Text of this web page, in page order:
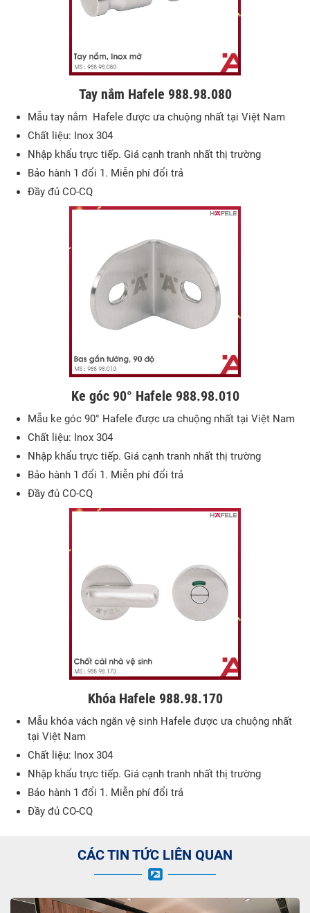
Tay nắm Hafele 988.98.080
Mẫu tay nắm Hafele được ưa chuộng nhất tại Việt Nam
Chất liệu: Inox 304
Nhập khẩu trực tiếp. Giá cạnh tranh nhất thị trường
Bảo hành 1 đổi 1. Miễn phí đổi trả
Đầy đủ CO-CQ
Ke góc 90° Hafele 988.98.010
Mẫu ke góc 90° Hafele được ưa chuộng nhất tại Việt Nam
Chất liệu: Inox 304
Nhập khẩu trực tiếp. Giá cạnh tranh nhất thị trường
Bảo hành 1 đổi 1. Miễn phí đổi trả
Đầy đủ CO-CQ
Khóa Hafele 988.98.170
Mẫu khóa vách ngăn vệ sinh Hafele được ưa chuộng nhất
tại Việt Nam
Chất liệu: Inox 304
Nhập khẩu trực tiếp. Giá cạnh tranh nhất thị trường
Bảo hành 1 đổi 1. Miễn phí đổi trả
Đầy đủ CO-CQ
CÁC TIN TỨC LIÊN QUAN